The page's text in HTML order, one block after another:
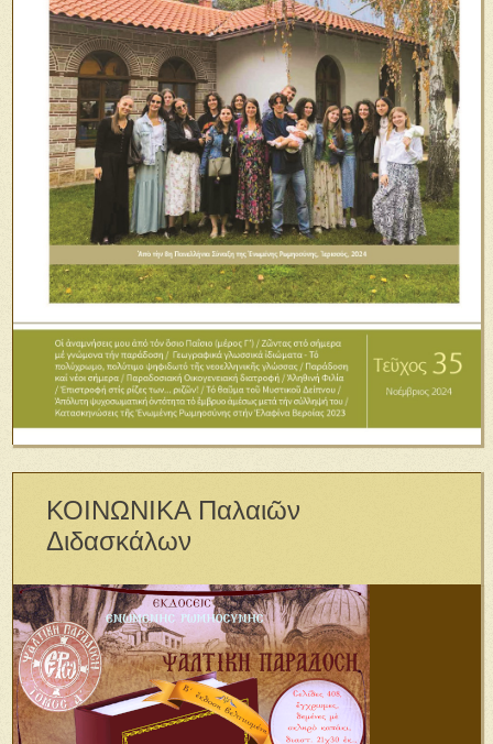
ΚΟΙΝΩΝΙΚΑ Παλαιῶν
Διδασκάλων